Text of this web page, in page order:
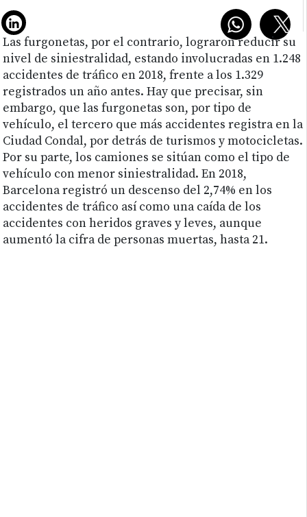
Las furgonetas, por el contrario, lograron reducir su
nivel de siniestralidad, estando involucradas en 1.248
accidentes de tráfico en 2018, frente a los 1.329
registrados un año antes. Hay que precisar, sin
embargo, que las furgonetas son, por tipo de
vehículo, el tercero que más accidentes registra en la
Ciudad Condal, por detrás de turismos y motocicletas.
Por su parte, los camiones se sitúan como el tipo de
vehículo con menor siniestralidad. En 2018,
Barcelona registró un descenso del 2,74% en los
accidentes de tráfico así como una caída de los
accidentes con heridos graves y leves, aunque
aumentó la cifra de personas muertas, hasta 21.